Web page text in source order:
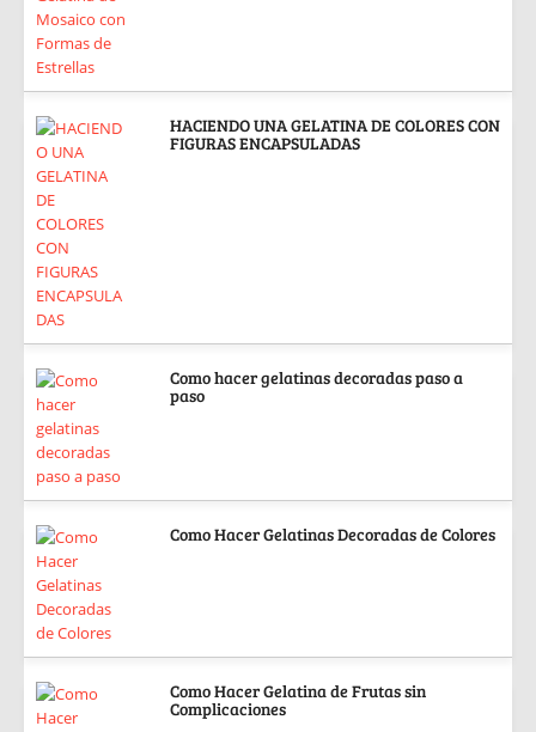
HACIENDO UNA GELATINA DE COLORES CON
FIGURAS ENCAPSULADAS
Como hacer gelatinas decoradas paso a
paso
Como Hacer Gelatinas Decoradas de Colores
Como Hacer Gelatina de Frutas sin
Complicaciones